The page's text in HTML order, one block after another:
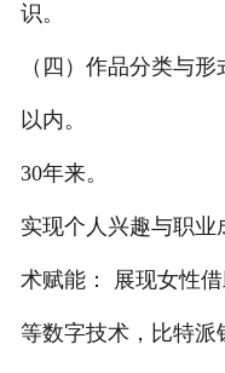
识。
（四）作品分类与
以内。
30年来。
实现个人兴趣与职业
术赋能： 展现女性
等数字技术，比特派